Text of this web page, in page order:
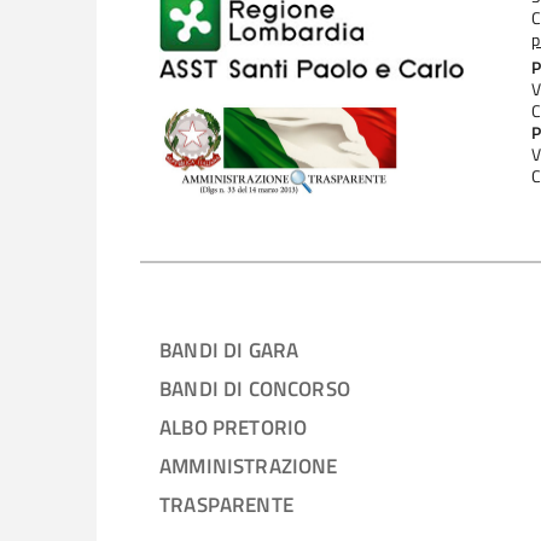
BANDI DI GARA
BANDI DI CONCORSO
ALBO PRETORIO
AMMINISTRAZIONE
TRASPARENTE